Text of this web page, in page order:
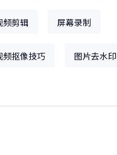
频剪辑 屏幕录制
频抠像技巧 图片去水印